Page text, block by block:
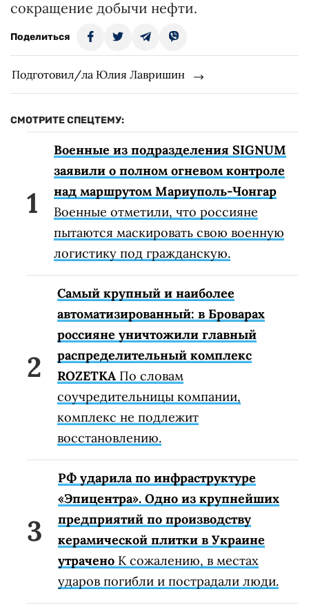
сокращение добычи нефти.
Поделиться
Подготовил/ла Юлия Лавришин
СМОТРИТЕ СПЕЦТЕМУ:
Военные из подразделения SIGNUM
заявили о полном огневом контроле
над маршрутом Мариуполь-Чонгар
Военные отметили, что россияне
пытаются маскировать свою военную
логистику под гражданскую.
Самый крупный и наиболее
автоматизированный: в Броварах
россияне уничтожили главный
распределительный комплекс
ROZETKA По словам
соучредительницы компании,
комплекс не подлежит
восстановлению.
РФ ударила по инфраструктуре
«Эпицентра». Одно из крупнейших
предприятий по производству
керамической плитки в Украине
утрачено К сожалению, в местах
ударов погибли и пострадали люди.